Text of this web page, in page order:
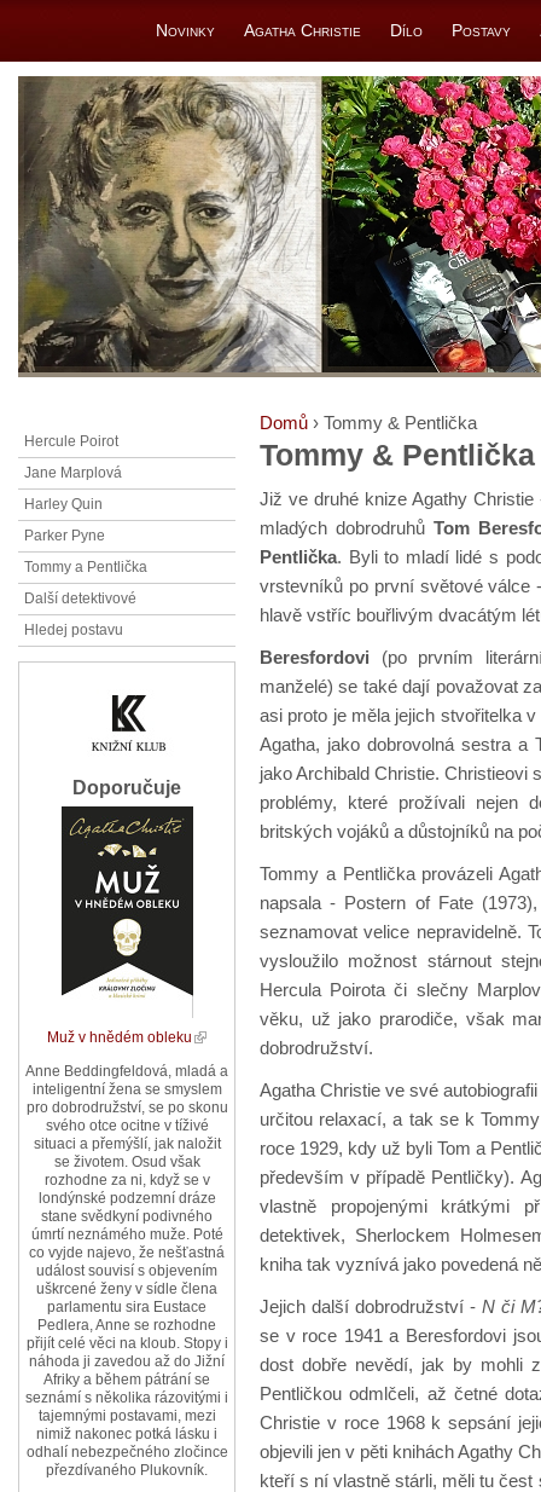
Novinky Agatha Christie Dílo Postavy
Domů › Tommy & Pentlička
Tommy & Pentlička
Již ve druhé knize Agathy
mladých dobrodruhů Tom
Pentlička. Byli to mladí lidé s
vrstevníků po první světové válce
hlavě vstříc bouřlivým dvacátým
Beresfordovi (po prvním
manželé) se také dají považovat
asi proto je měla jejich stvořitelka
Agatha, jako dobrovolná sestra a
jako Archibald Christie.
problémy, které prožívali nejen
britských vojáků a důstojníků na
Tommy a Pentlička provázeli
napsala - Postern of Fate
seznamovat velice nepravidelně.
vysloužilo možnost stárnout
Hercula Poirota či slečny
věku, už jako prarodiče, však
dobrodružství.
Agatha Christie ve své
určitou relaxací, a tak se k
roce 1929, kdy už byli Tom a
především v případě Pentličky).
vlastně propojenými krátkými
detektivek, Sherlockem
kniha tak vyznívá jako povedená
Jejich další dobrodružství - N či
se v roce 1941 a Beresfordovi
dost dobře nevědí, jak by mohli
Pentličkou odmlčeli, až četné
Christie v roce 1968 k sepsání
objevili jen v pěti knihách Agathy
kteří s ní vlastně stárli, měli tu
Hercule Poirot
Jane Marplová
Harley Quin
Parker Pyne
Tommy a Pentlička
Další detektivové
Hledej postavu
Doporučuje
Muž v hnědém obleku
Anne Beddingfeldová, mladá a
inteligentní žena se smyslem
pro dobrodružství, se po skonu
svého otce ocitne v tíživé
situaci a přemýšlí, jak naložit
se životem. Osud však
rozhodne za ni, když se v
londýnské podzemní dráze
stane svědkyní podivného
úmrtí neznámého muže. Poté
co vyjde najevo, že nešťastná
událost souvisí s objevením
uškrcené ženy v sídle člena
parlamentu sira Eustace
Pedlera, Anne se rozhodne
přijít celé věci na kloub. Stopy i
náhoda ji zavedou až do Jižní
Afriky a během pátrání se
seznámí s několika rázovitými i
tajemnými postavami, mezi
nimiž nakonec potká lásku i
odhalí nebezpečného zločince
přezdívaného Plukovník.